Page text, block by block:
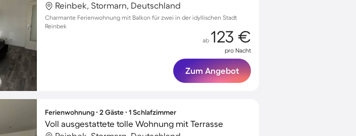
Reinbek, Stormarn, Deutschland
Charmante Ferienwohnung mit Balkon für zwei in der idyllischen Stadt
Reinbek
ab 123 €
pro Nacht
Zum Angebot
Ferienwohnung ∙ 2 Gäste ∙ 1 Schlafzimmer
Voll ausgestattete tolle Wohnung mit Terrasse